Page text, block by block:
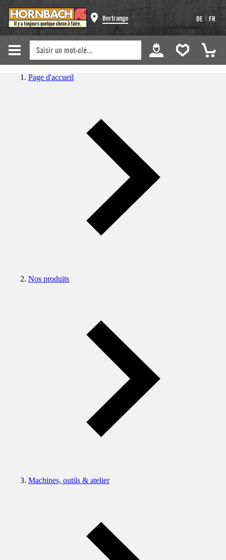
Bertrange DE | FR
Page d'accueil
Nos produits
Machines, outils & atelier